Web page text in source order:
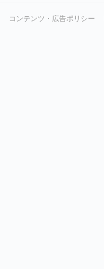
コンテンツ・広告ポリシー